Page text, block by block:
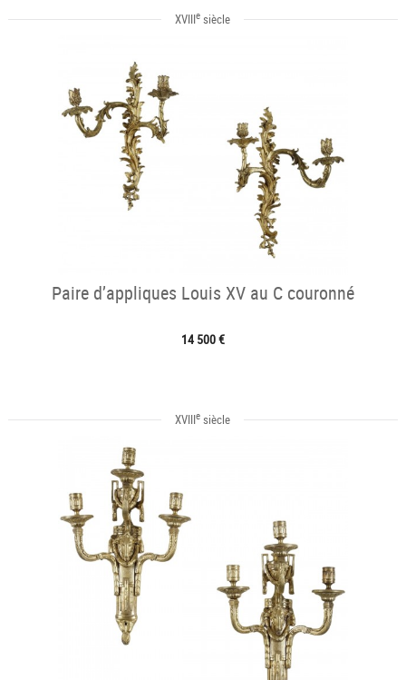
XVIIIe siècle
Paire d’appliques Louis XV au C couronné
14 500 €
XVIIIe siècle